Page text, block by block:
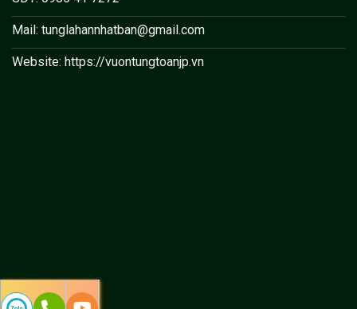
Mail: tunglahannhatban@gmail.com
Website: https://vuontungtoanjp.vn